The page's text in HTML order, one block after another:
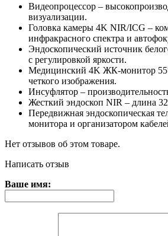
Видеопроцессор –
визуализации.
Головка камеры 4K NIR/ICG –
инфракрасного спектра и
Эндоскопический источник
с регулировкой яркости.
Медицинский 4K ЖК-монитор 55″
четкого изображения.
Инсуфлятор –
Жесткий эндоскоп NIR – длина
Передвижная эндоскопическая
монитора и организатором
Нет отзывов об этом товаре.
Написать отзыв
Ваше имя: